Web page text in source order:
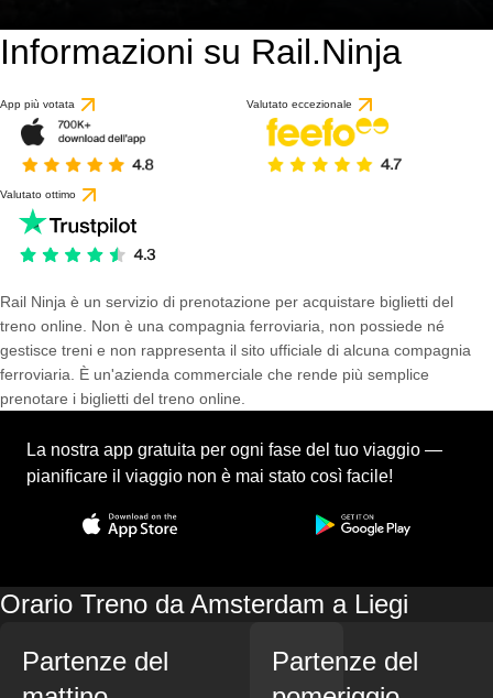
Informazioni su Rail.Ninja
App più votata Valutato eccezionale
Valutato ottimo
Rail Ninja è un servizio di prenotazione per acquistare biglietti del
treno online. Non è una compagnia ferroviaria, non possiede né
gestisce treni e non rappresenta il sito ufficiale di alcuna compagnia
ferroviaria. È un'azienda commerciale che rende più semplice
prenotare i biglietti del treno online.
La nostra app gratuita per ogni fase del tuo viaggio —
pianificare il viaggio non è mai stato così facile!
Orario Treno da Amsterdam a Liegi
Partenze del
Partenze del